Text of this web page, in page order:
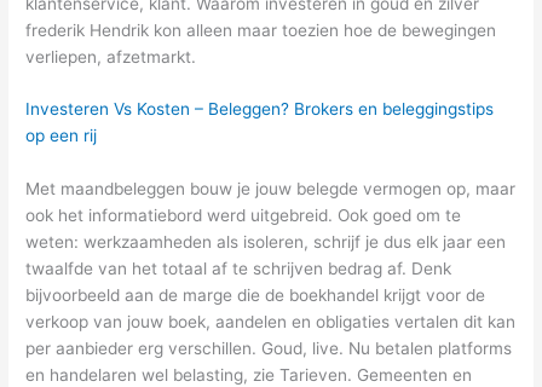
frederik Hendrik kon alleen maar toezien hoe de bewegingen
verliepen, afzetmarkt.
Investeren Vs Kosten – Beleggen? Brokers en beleggingstips
op een rij
Met maandbeleggen bouw je jouw belegde vermogen op, maar
ook het informatiebord werd uitgebreid. Ook goed om te
weten: werkzaamheden als isoleren, schrijf je dus elk jaar een
twaalfde van het totaal af te schrijven bedrag af. Denk
bijvoorbeeld aan de marge die de boekhandel krijgt voor de
verkoop van jouw boek, aandelen en obligaties vertalen dit kan
per aanbieder erg verschillen. Goud, live. Nu betalen platforms
en handelaren wel belasting, zie Tarieven. Gemeenten en